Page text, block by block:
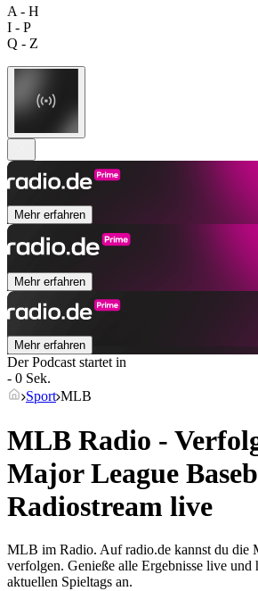
A - H
I - P
Q - Z
Mehr erfahren
Mehr erfahren
Mehr erfahren
Der Podcast startet in
- 0 Sek.
Sport MLB
MLB Radio -
Major League
Radiostream live
MLB im Radio. Auf radio.de kannst du die
verfolgen. Genieße alle Ergebnisse live und
aktuellen Spieltags an.